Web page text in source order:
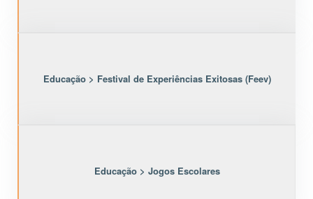
Educação > Festival de Experiências Exitosas (Feev)
Educação > Jogos Escolares